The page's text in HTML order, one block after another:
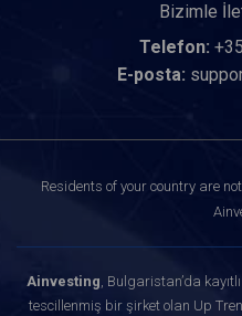
Bizimle
Telefon:
E-posta:
Residents of your country are
Ainvesting, Bulgaristan’da
tescillenmiş bir şirket olan Up